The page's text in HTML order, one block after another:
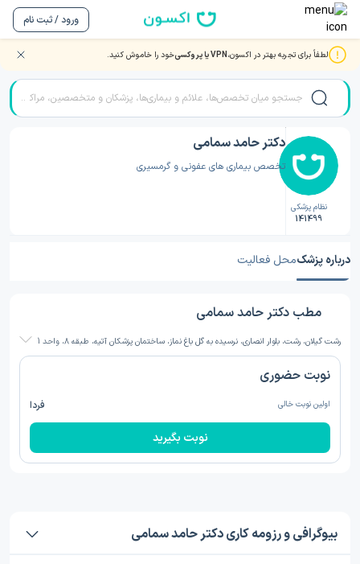
ورود / ثبت نام
لطفاً برای تجربه بهتر در اکسون،VPN یا پروکسی خود را خاموش کنید. صفحه اصلی/دکتر عفونی/دکتر عفونی رشت/دکتر حامد سمامی
نظام پزشکی
141499
دکتر حامد سمامی
تخصص بیماری های عفونی و گرمسیری
درباره پزشکمحل فعالیت
مطب دکتر حامد سمامی
رشت گیلان، رشت، بلوار انصاری، نرسیده به گل باغ نماز، ساختمان پزشکان آتیه، طبقه 8، واحد 1
نوبت حضوری
اولین نوبت خالی فردا
نوبت بگیرید
بیوگرافی و رزومه کاری دکتر حامد سمامی